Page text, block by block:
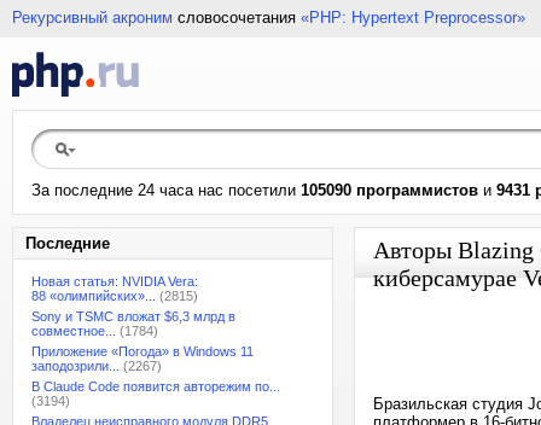
Рекурсивный акроним словосочетания «PHP: Hypertext Preprocessor»
За последние 24 часа нас посетили 105090 программистов и 9431
Последние
Новая статья: NVIDIA Vera:
88 «олимпийских»...
(2815)
Sony и TSMC вложат $6,3 млрд в
совместное...
(1784)
Приложение «Погода» в Windows 11
заподозрили...
(2267)
В Claude Code появится авторежим по...
(3194)
Владелец неисправного модуля DDR5
Авторы Blazing
киберсамурае
Бразильская студия